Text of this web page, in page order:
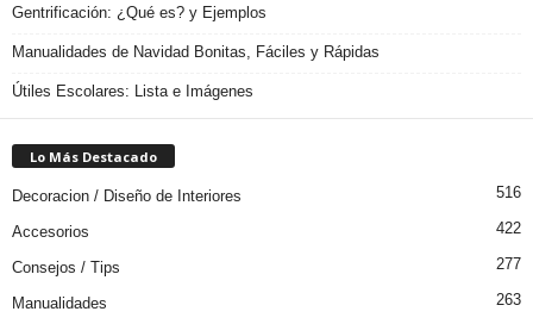
Gentrificación: ¿Qué es? y Ejemplos
Manualidades de Navidad Bonitas, Fáciles y Rápidas
Útiles Escolares: Lista e Imágenes
Lo Más Destacado
Decoracion / Diseño de Interiores 516
Accesorios 422
Consejos / Tips 277
Manualidades 263